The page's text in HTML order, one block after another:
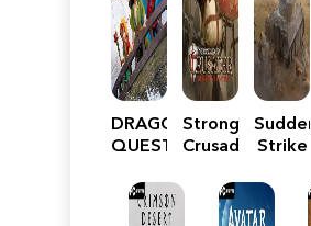
DRAGON
QUEST
Reimagined
Stronghold
Crusader:
Edition
Sudden
Strike